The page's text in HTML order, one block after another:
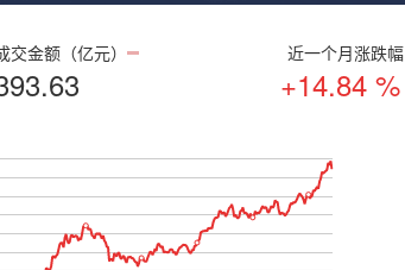
交金额（亿元） 近一个月涨跌幅
+14.84 %